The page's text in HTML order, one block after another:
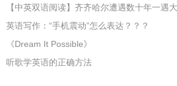
【中英双语阅读】齐齐哈尔遭遇数十年一遇
英语写作：“手机震动”怎么表达？？？
《Dream It Possible》
听歌学英语的正确方法